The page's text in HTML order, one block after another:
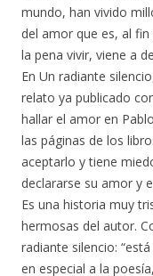
mundo, han vivido
del amor que es, al
la pena vivir, viene a
En Un radiante
relato ya publicado
hallar el amor en
las páginas de los
aceptarlo y tiene
declararse su amor y
Es una historia muy
hermosas del autor.
radiante silencio:
en especial a la